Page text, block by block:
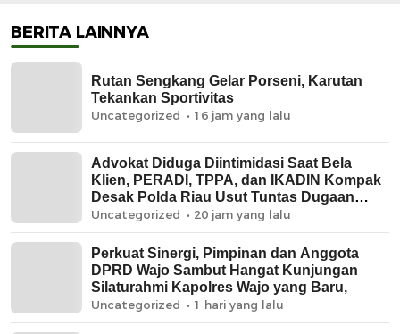
BERITA LAINNYA
Rutan Sengkang Gelar Porseni, Karutan
Tekankan Sportivitas
Uncategorized 16 jam yang lalu
Advokat Diduga Diintimidasi Saat Bela
Klien, PERADI, TPPA, dan IKADIN Kompak
Desak Polda Riau Usut Tuntas Dugaan
Premanisme
Uncategorized 20 jam yang lalu
Perkuat Sinergi, Pimpinan dan Anggota
DPRD Wajo Sambut Hangat Kunjungan
Silaturahmi Kapolres Wajo yang Baru,
Uncategorized 1 hari yang lalu